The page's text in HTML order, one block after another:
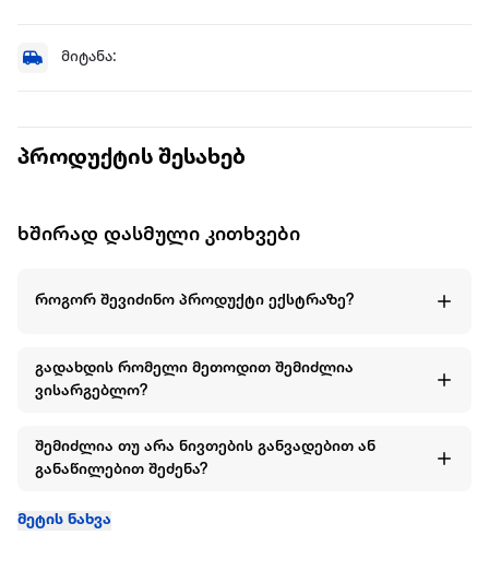
მიტანა:
პროდუქტის შესახებ
ხშირად დასმული კითხვები
როგორ შევიძინო პროდუქტი ექსტრაზე?
გადახდის რომელი მეთოდით შემიძლია
ვისარგებლო?
შემიძლია თუ არა ნივთების განვადებით ან
განაწილებით შეძენა?
მეტის ნახვა